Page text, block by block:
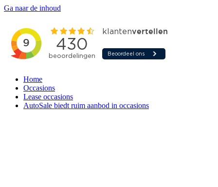
Ga naar de inhoud
Home
Occasions
Lease occasions
AutoSale biedt ruim aanbod in occasions